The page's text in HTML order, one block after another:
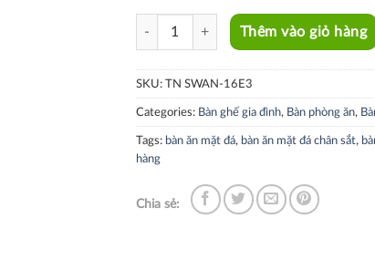
TN SWAN-16E3 quantity
Thêm vào giỏ hàng
SKU: TN SWAN-16E3
Categories: Bàn ghế gia đình, Bàn phòng ăn,
Tags: bàn ăn mặt đá, bàn ăn mặt đá chân sắt,
hàng
Chia sẻ: